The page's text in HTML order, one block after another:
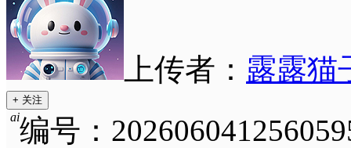
上传者： 露露猫
+ 关注
编号：
ai